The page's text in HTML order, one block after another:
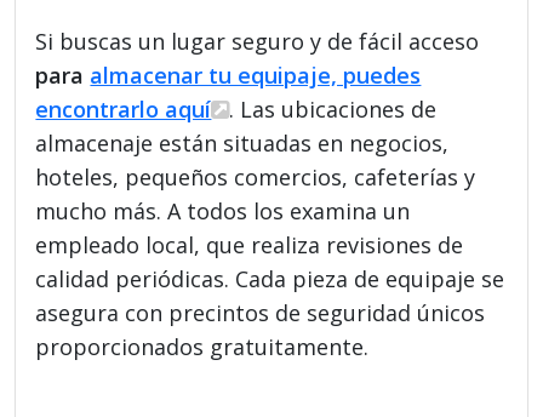
Si buscas un lugar seguro y de fácil acceso
para almacenar tu equipaje, puedes
encontrarlo aquí
. Las ubicaciones de
almacenaje están situadas en negocios,
hoteles, pequeños comercios, cafeterías y
mucho más. A todos los examina un
empleado local, que realiza revisiones de
calidad periódicas. Cada pieza de equipaje se
asegura con precintos de seguridad únicos
proporcionados gratuitamente.